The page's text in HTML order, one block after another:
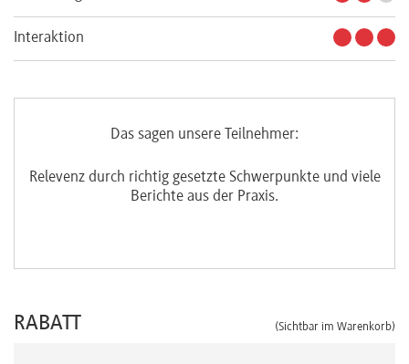
Interaktion
Das sagen unsere Teilnehmer:
Relevenz durch richtig gesetzte Schwerpunkte und viele
Berichte aus der Praxis.
RABATT (Sichtbar im Warenkorb)